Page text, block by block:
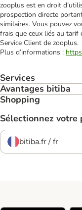
zooplus est en droit
prospection directe
similaires. Vous pouvez
frais que ceux liés au tarif
Service Client de zooplus.
Plus d’informations :
Services
Avantages bitiba
Shopping
Sélectionnez votre
bitiba.fr / fr